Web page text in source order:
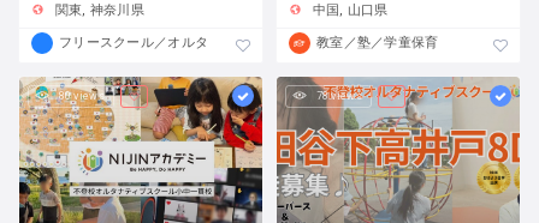
関東
神奈川県
フリースクール／オルタナティブスクール
中国
山口県
教室／塾／学童保育
80 views 78 views